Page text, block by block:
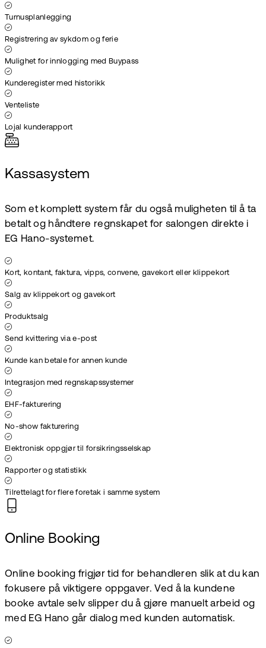
Turnusplanlegging
Registrering av sykdom og ferie
Mulighet for innlogging med Buypass
Kunderegister med historikk
Venteliste
Lojal kunderapport
Kassasystem
Som et komplett system får du også muligheten til å ta
betalt og håndtere regnskapet for salongen direkte i
EG Hano-systemet.
Kort, kontant, faktura, vipps, convene, gavekort eller klippekort
Salg av klippekort og gavekort
Produktsalg
Send kvittering via e-post
Kunde kan betale for annen kunde
Integrasjon med regnskapssystemer
EHF-fakturering
No-show fakturering
Elektronisk oppgjør til forsikringsselskap
Rapporter og statistikk
Tilrettelagt for flere foretak i samme system
Online Booking
Online booking frigjør tid for behandleren slik at du kan
fokusere på viktigere oppgaver. Ved å la kundene
booke avtale selv slipper du å gjøre manuelt arbeid og
med EG Hano går dialog med kunden automatisk.